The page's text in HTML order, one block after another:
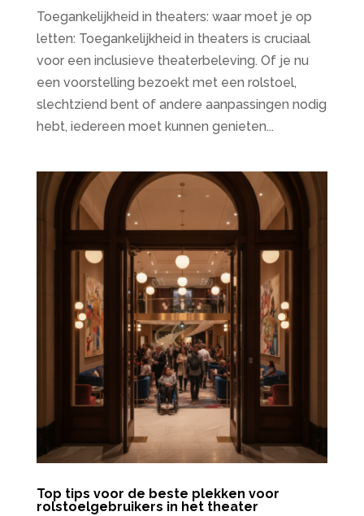
Toegankelijkheid in theaters: waar moet je op
letten: Toegankelijkheid in theaters is cruciaal
voor een inclusieve theaterbeleving. Of je nu
een voorstelling bezoekt met een rolstoel,
slechtziend bent of andere aanpassingen nodig
hebt, iedereen moet kunnen genieten...
Top tips voor de beste plekken voor
rolstoelgebruikers in het theater